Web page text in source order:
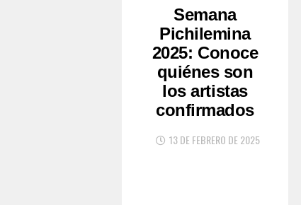
Semana
Pichilemina
2025: Conoce
quiénes son
los artistas
confirmados
13 DE FEBRERO DE 2025